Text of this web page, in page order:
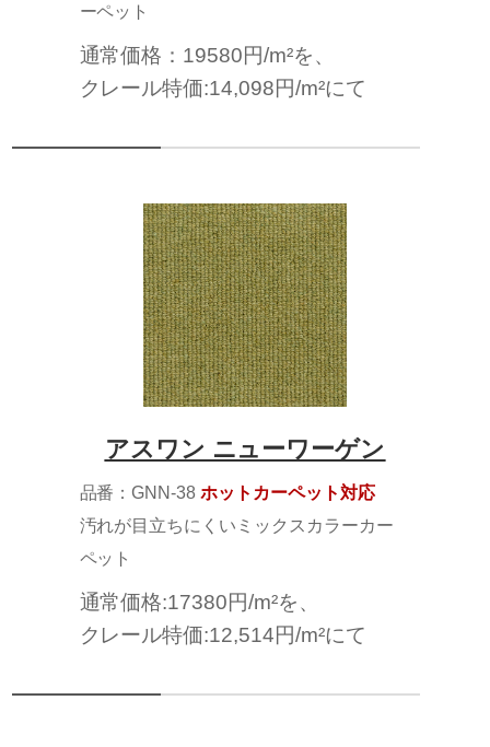
ーペット
通常価格：19580円/m²を、
クレール特価:14,098円/m²にて
アスワン ニューワーゲン
品番：GNN-38ホットカーペット対応
汚れが目立ちにくいミックスカラーカー
ペット
通常価格:17380円/m²を、
クレール特価:12,514円/m²にて